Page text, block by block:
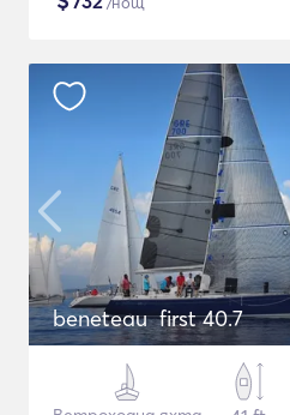
beneteau first 40.7